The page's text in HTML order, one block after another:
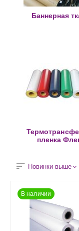
Баннерная
пленка
Новинки выше
В наличии